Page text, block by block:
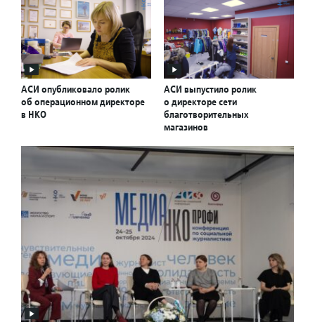
АСИ опубликовало ролик
об операционном директоре
в НКО
АСИ выпустило ролик
о директоре сети
благотворительных
магазинов